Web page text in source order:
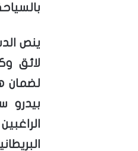
ينص
لائق
لضمان
بيدرو